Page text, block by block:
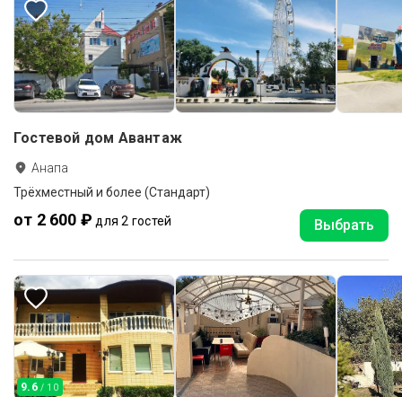
Гостевой дом Авантаж
Анапа
Трёхместный и более (Стандарт)
от 2 600 ₽ для 2 гостей Выбрать
9.6 / 10